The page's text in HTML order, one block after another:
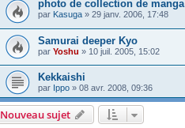
photo de collection de manga
par Kasuga » 29 janv. 2006, 17:48
Samurai deeper Kyo
par Yoshu » 10 juil. 2005, 15:02
Kekkaishi
par Ippo » 08 avr. 2008, 09:36
Nouveau sujet